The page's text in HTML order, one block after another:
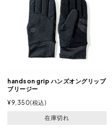
handson grip ハンズオングリップ
ブリージー
¥9,350 税込
在庫切れ